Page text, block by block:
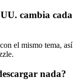
cambia cada
el mismo tema, así
nada?